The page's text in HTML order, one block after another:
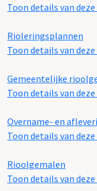
Toon details van
Rioleringsplannen
Toon details van
Gemeentelijke
Toon details van
Overname- en
Toon details van
Rioolgemalen
Toon details van